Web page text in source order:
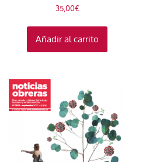
35,00€
Añadir al carrito